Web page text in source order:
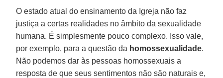
O estado atual do ensinamento da Igreja não faz
justiça a certas realidades no âmbito da sexualidade
humana. É simplesmente pouco complexo. Isso vale,
por exemplo, para a questão da homossexualidade.
Não podemos dar às pessoas homossexuais a
resposta de que seus sentimentos não são naturais e,